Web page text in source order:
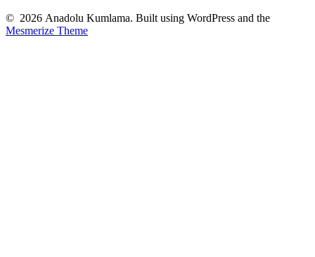
© 2026 Anadolu Kumlama. Built using WordPress and the
Mesmerize Theme